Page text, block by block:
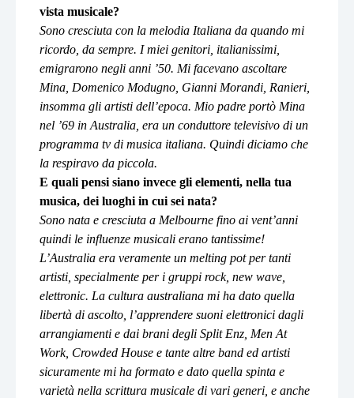
vista musicale?
Sono cresciuta con la melodia Italiana da quando mi
ricordo, da sempre. I miei genitori, italianissimi,
emigrarono negli anni ’50. Mi facevano ascoltare
Mina, Domenico Modugno, Gianni Morandi, Ranieri,
insomma gli artisti dell’epoca. Mio padre portò Mina
nel ’69 in Australia, era un conduttore televisivo di un
programma tv di musica italiana. Quindi diciamo che
la respiravo da piccola.
E quali pensi siano invece gli elementi, nella tua
musica, dei luoghi in cui sei nata?
Sono nata e cresciuta a Melbourne fino ai vent’anni
quindi le influenze musicali erano tantissime!
L’Australia era veramente un melting pot per tanti
artisti, specialmente per i gruppi rock, new wave,
elettronic. La cultura australiana mi ha dato quella
libertà di ascolto, l’apprendere suoni elettronici dagli
arrangiamenti e dai brani degli Split Enz, Men At
Work, Crowded House e tante altre band ed artisti
sicuramente mi ha formato e dato quella spinta e
varietà nella scrittura musicale di vari generi, e anche